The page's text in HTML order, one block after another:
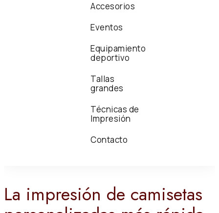
Accesorios
Eventos
Equipamiento
deportivo
Tallas
grandes
Técnicas de
Impresión
Contacto
La impresión de camisetas